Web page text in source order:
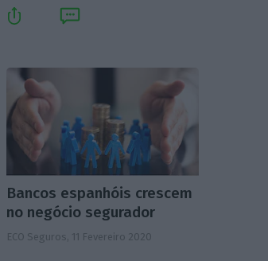
Bancos espanhóis crescem
no negócio segurador
ECO Seguros, 11 Fevereiro 2020